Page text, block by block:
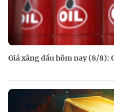
Giá xăng dầu hôm nay (8/8):